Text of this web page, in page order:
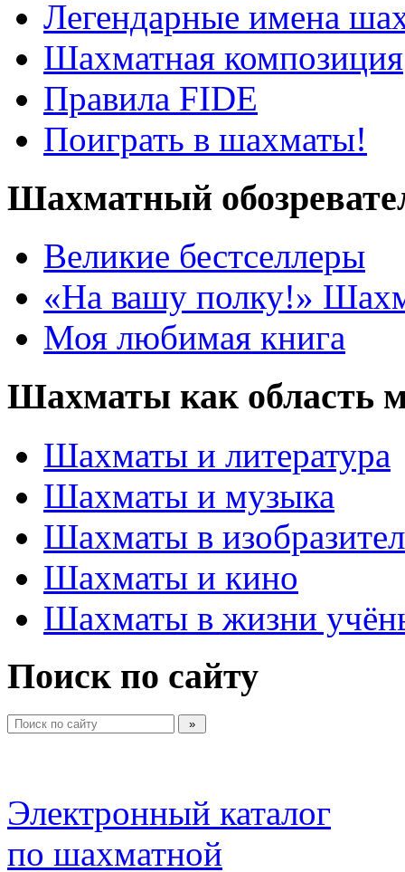
Легендарные имена
Шахматная композиция
Правила FIDE
Поиграть в шахматы!
Шахматный
Великие бестселлеры
«На вашу полку!»
Моя любимая книга
Шахматы как область
Шахматы и литература
Шахматы и музыка
Шахматы в
Шахматы и кино
Шахматы в жизни
Поиск по сайту
Электронный каталог
по шахматной